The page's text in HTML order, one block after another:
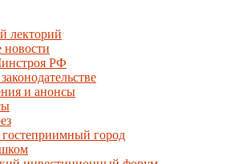
лекторий
новости
РФ
и анонсы
город